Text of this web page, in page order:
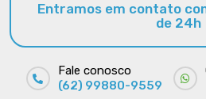
Entramos em contato
de 24h
Fale conosco
(62) 99880-9559